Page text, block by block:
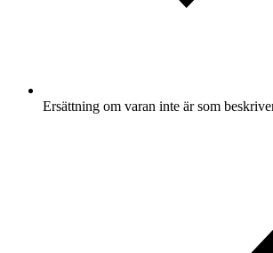
Ersättning om varan inte är som